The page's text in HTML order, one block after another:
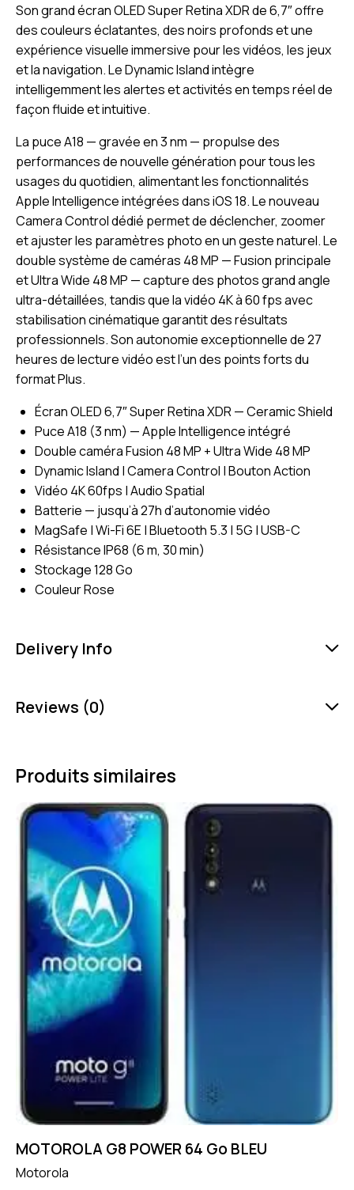
Son grand écran OLED Super Retina XDR de 6,7″ offre
des couleurs éclatantes, des noirs profonds et une
expérience visuelle immersive pour les vidéos, les jeux
et la navigation. Le Dynamic Island intègre
intelligemment les alertes et activités en temps réel de
façon fluide et intuitive.
La puce A18 — gravée en 3 nm — propulse des
performances de nouvelle génération pour tous les
usages du quotidien, alimentant les fonctionnalités
Apple Intelligence intégrées dans iOS 18. Le nouveau
Camera Control dédié permet de déclencher, zoomer
et ajuster les paramètres photo en un geste naturel. Le
double système de caméras 48 MP — Fusion principale
et Ultra Wide 48 MP — capture des photos grand angle
ultra-détaillées, tandis que la vidéo 4K à 60 fps avec
stabilisation cinématique garantit des résultats
professionnels. Son autonomie exceptionnelle de 27
heures de lecture vidéo est l’un des points forts du
format Plus.
Écran OLED 6,7″ Super Retina XDR — Ceramic Shield
Puce A18 (3 nm) — Apple Intelligence intégré
Double caméra Fusion 48 MP + Ultra Wide 48 MP
Dynamic Island | Camera Control | Bouton Action
Vidéo 4K 60fps | Audio Spatial
Batterie — jusqu’à 27h d’autonomie vidéo
MagSafe | Wi-Fi 6E | Bluetooth 5.3 | 5G | USB-C
Résistance IP68 (6 m, 30 min)
Stockage 128 Go
Couleur Rose
Delivery Info
Reviews (0)
Produits similaires
MOTOROLA G8 POWER 64 Go BLEU
Motorola